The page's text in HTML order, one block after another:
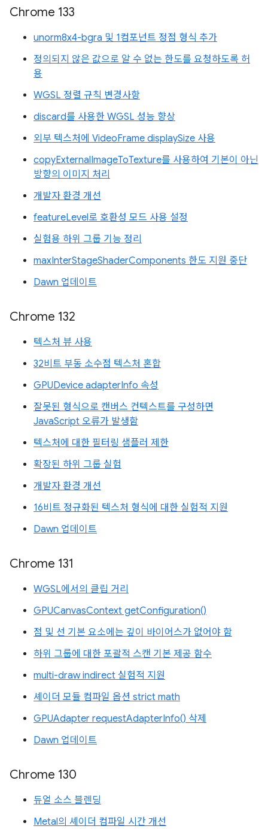
Chrome 133
unorm8x4-bgra 및 1컴포넌트 정점 형식 추가
정의되지 않은 값으로 알 수 없는 한도를 요청하도록 허
용
WGSL 정렬 규칙 변경사항
discard를 사용한 WGSL 성능 향상
외부 텍스처에 VideoFrame displaySize 사용
copyExternalImageToTexture를 사용하여 기본이 아닌
방향의 이미지 처리
개발자 환경 개선
featureLevel로 호환성 모드 사용 설정
실험용 하위 그룹 기능 정리
maxInterStageShaderComponents 한도 지원 중단
Dawn 업데이트
Chrome 132
텍스처 뷰 사용
32비트 부동 소수점 텍스처 혼합
GPUDevice adapterInfo 속성
잘못된 형식으로 캔버스 컨텍스트를 구성하면
JavaScript 오류가 발생함
텍스처에 대한 필터링 샘플러 제한
확장된 하위 그룹 실험
개발자 환경 개선
16비트 정규화된 텍스처 형식에 대한 실험적 지원
Dawn 업데이트
Chrome 131
WGSL에서의 클립 거리
GPUCanvasContext getConfiguration()
점 및 선 기본 요소에는 깊이 바이어스가 없어야 함
하위 그룹에 대한 포괄적 스캔 기본 제공 함수
multi-draw indirect 실험적 지원
셰이더 모듈 컴파일 옵션 strict math
GPUAdapter requestAdapterInfo() 삭제
Dawn 업데이트
Chrome 130
듀얼 소스 블렌딩
Metal의 셰이더 컴파일 시간 개선